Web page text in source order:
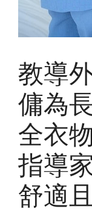
教導
傭為
全衣
指導
舒適